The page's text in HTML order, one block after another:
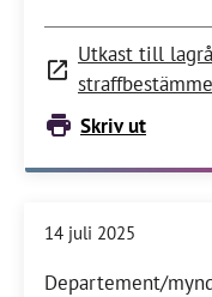
Utkast till
Skriv ut
14 juli 2025
Departement/